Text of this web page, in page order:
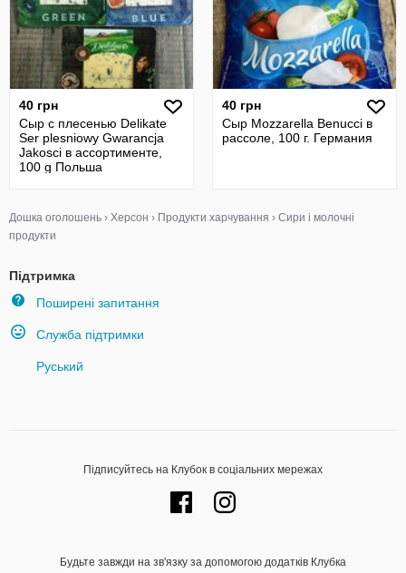
40 грн
Сыр с плесенью Delikate
Ser plesniowy Gwarancja
Jakosci в ассортименте,
100 g Польша
40 грн
Сыр Mozzarella Benucci в
рассоле, 100 г. Германия
Дошка оголошень › Херсон › Продукти харчування › Сири і молочні
продукти
Підтримка
Поширені запитання
Служба підтримки
Руський
Підписуйтесь на Клубок в соціальних мережах
Будьте завжди на зв'язку за допомогою додатків Клубка